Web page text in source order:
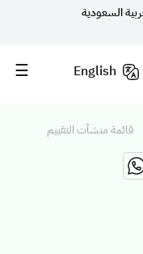
السعودية
English
قائمة منشآت التقييم